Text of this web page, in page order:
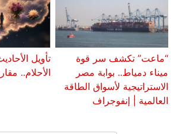
“ماعت” تكشف سر قوة
ميناء دمياط.. بوابة مصر
الاستراتيجية لأسواق الطاقة
العالمية | إنفوجراف
تأويل
الأحلام..